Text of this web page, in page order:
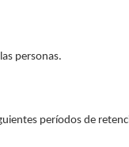
personas.
períodos de